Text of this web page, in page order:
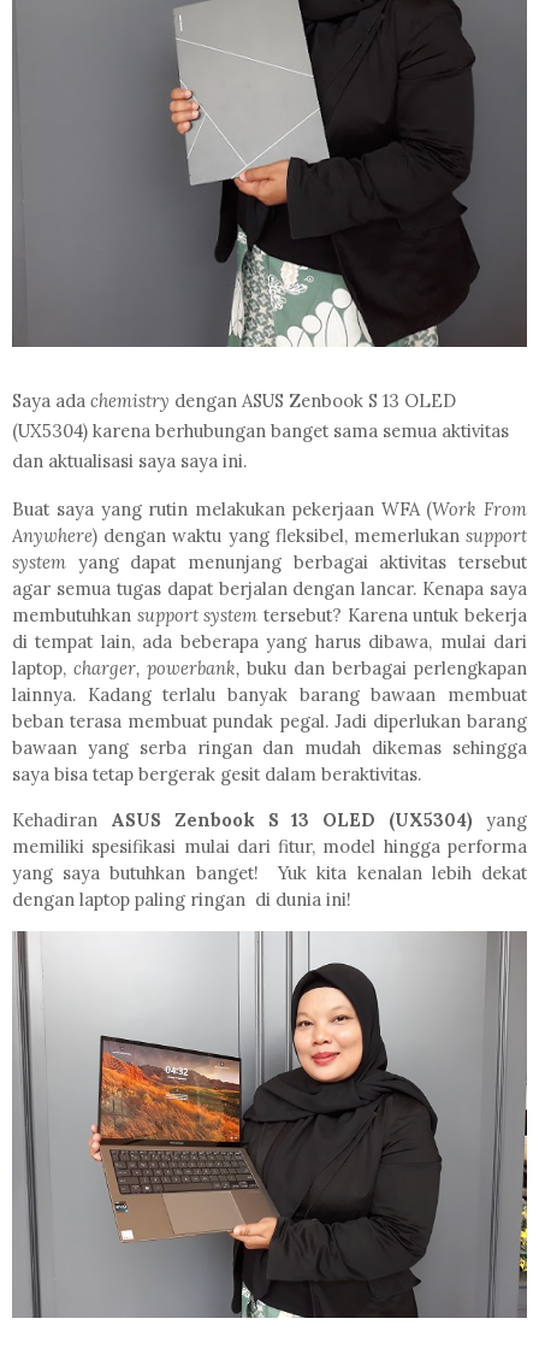
Saya ada chemistry dengan ASUS Zenbook S 13 OLED
(UX5304) karena berhubungan banget sama semua aktivitas
dan aktualisasi saya saya ini.
Buat saya yang rutin melakukan pekerjaan WFA (Work From
Anywhere) dengan waktu yang fleksibel, memerlukan support
system yang dapat menunjang berbagai aktivitas tersebut
agar semua tugas dapat berjalan dengan lancar. Kenapa saya
membutuhkan support system tersebut? Karena untuk bekerja
di tempat lain, ada beberapa yang harus dibawa, mulai dari
laptop, charger, powerbank, buku dan berbagai perlengkapan
lainnya. Kadang terlalu banyak barang bawaan membuat
beban terasa membuat pundak pegal. Jadi diperlukan barang
bawaan yang serba ringan dan mudah dikemas sehingga
saya bisa tetap bergerak gesit dalam beraktivitas.
Kehadiran ASUS Zenbook S 13 OLED (UX5304) yang
memiliki spesifikasi mulai dari fitur, model hingga performa
yang saya butuhkan banget! Yuk kita kenalan lebih dekat
dengan laptop paling ringan di dunia ini!